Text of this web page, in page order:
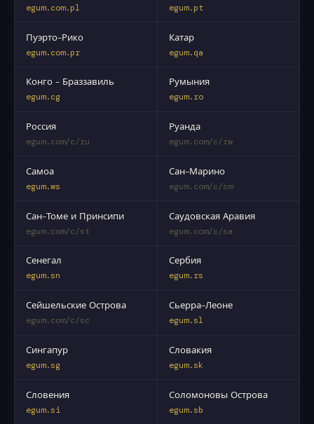
egum.com.pl egum.pt
Пуэрто-Рико
egum.com.pr
Катар
egum.qa
Конго - Браззавиль
egum.cg
Румыния
egum.ro
Россия
egum.com/c/ru
Руанда
egum.com/c/rw
Самоа
egum.ws
Сан-Марино
egum.com/c/sm
Сан-Томе и Принсипи
egum.com/c/st
Саудовская Аравия
egum.com/c/sa
Сенегал
egum.sn
Сербия
egum.rs
Сейшельские Острова
egum.com/c/sc
Сьерра-Леоне
egum.sl
Сингапур
egum.sg
Словакия
egum.sk
Словения
egum.si
Соломоновы Острова
egum.sb